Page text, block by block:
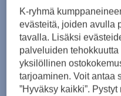
December 2025
November 2025
(7)
October 2025(8)
September 2025(5)
August 2025(6)
July 2025(7)
June 2025(7)
May 2025(6)
K-ryhmä
evästeitä, joiden avulla
tavalla. Lisäksi
palveluiden
yksilöllinen
tarjoaminen. Voit antaa
”Hyväksy kaikki”.